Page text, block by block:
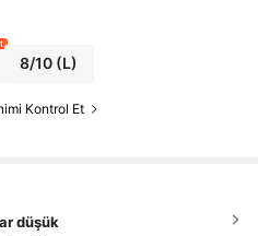
8/10 (L)
Kontrol Et
düşük